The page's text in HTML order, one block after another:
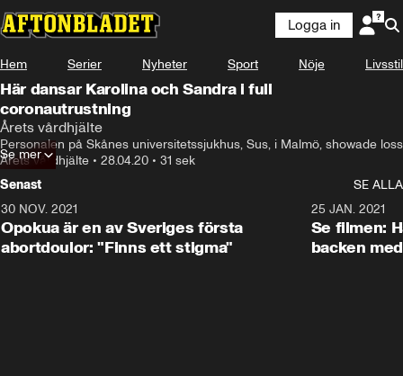
Logga in
Hem Serier Nyheter Sport Nöje Livsstil
Här dansar Karolina och Sandra i full
coronautrustning
Årets vårdhjälte
Personalen på Skånes universitetssjukhus, Sus, i Malmö, showade loss
Årets vårdhjälte • 28.04.20 • 31 sek
Se mer
Senast
SE ALLA
30 NOV. 2021
Opokua är en av Sveriges första
abortdoulor: "Finns ett stigma"
25 JAN. 2021
Se filmen:
backen